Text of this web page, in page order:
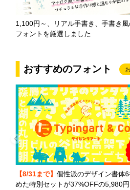
1,100円～、リアル手書き、手書き
フォントを厳選しました
おすすめのフォント
【8/31まで】 個性派のデザイン書体
めた特別セットが37%OFFの5,980円